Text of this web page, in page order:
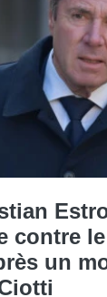
contre
un